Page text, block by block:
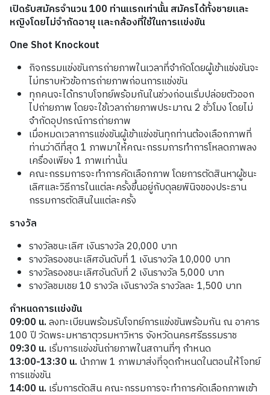
เปิดรับสมัครจำนวน100ท่านแรกเท่านั้นสมัครได้ทั้งชายและ
หญิงโดยไม่จำกัดอายุ และกล้องที่ใช้ในการแข่งขัน
One Shot Knockout
กิจกรรมแข่งขันการถ่ายภาพในเวลาที่จำกัดโดยผู้เข้าแข่งขันจะ
ไม่ทราบหัวข้อการถ่ายภาพก่อนการแข่งขัน
ทุกคนจะได้ทราบโจทย์พร้อมกันในช่วงก่อนเริ่มปล่อยตัวออก
ไปถ่ายภาพโดยจะใช้เวลาถ่ายภาพประมาณ 2 ชั่วโมงโดยไม่
จำกัดอุปกรณ์การถ่ายภาพ
เมื่อหมดเวลาการแข่งขันผู้เข้าแข่งขันทุกท่านต้องเลือกภาพที่
ท่านว่าดีที่สุด1 ภาพมาให้คณะกรรมการทำการโหลดภาพลง
เครื่องเพียง1 ภาพเท่านั้น
คณะกรรมการจะทำการคัดเลือกภาพโดยการตัดสินหาผู้ชนะ
เลิศและวิธีการในแต่ละครั้งขึ้นอยู่กับดุลยพินิจของประธาน
กรรมการตัดสินในแต่ละครั้ง
รางวัล
รางวัลชนะเลิศเงินรางวัล 20,000 บาท
รางวัลรองชนะเลิศอันดับที่1 เงินรางวัล10,000 บาท
รางวัลรองชนะเลิศอันดับที่ 2 เงินรางวัล 5,000 บาท
รางวัลชมเชย10 รางวัล เงินรางวัล รางวัลละ 1,500 บาท
กำหนดการแข่งขัน
09:00น.ลงทะเบียนพร้อมรับโจทย์การแข่งขันพร้อมกันณอาคาร
100 ปีวัดพระมหาธาตุวรมหาวิหาร จังหวัดนครศรีธรรมราช
09:30น. เริ่มการแข่งขันถ่ายภาพในสถานที่ๆ กำหนด
13:00-13:30น. นำภาพ1 ภาพมาส่งที่จุดกำหนดในตอนให้โจทย์
การแข่งขัน
14:00น. เริ่มการตัดสินคณะกรรมการจะทำการคัดเลือกภาพเข้า